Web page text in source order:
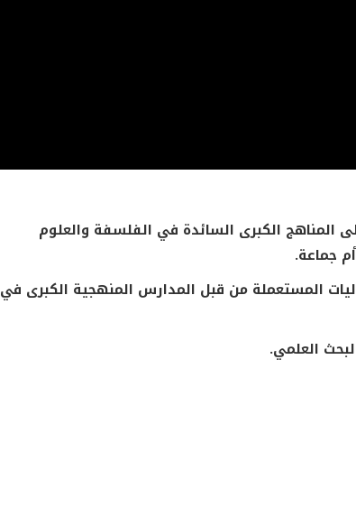
المناهج الكبرى السائدة في الفلسفة والعلوم
جماعة.
المستعملة من قبل المدارس المنهجية الكبرى في
العلمي.